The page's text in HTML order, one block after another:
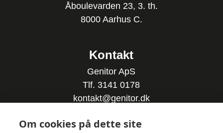
Om cookies på dette site
Åboulevarden 23, 3. th.
8000 Aarhus C.
Kontakt
Genitor ApS
Tlf. 3141 0178
kontakt@genitor.dk